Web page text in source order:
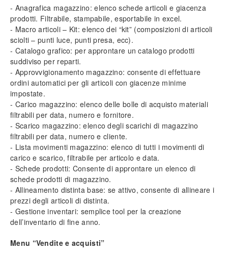
Gestione dei prezzi
Fornitori e codici aggiuntivi
Listini e banche dati
Listini Open
Selezione di un listino
Ricercare un articolo
Selezione articoli da listino
Documenti
Caratteristiche comuni
DDT (Documenti di trasporto)
Fatture e ricevute fiscali
Stampa dei documenti
Moduli aggiuntivi
Moduli Amministrazione
Moduli Magazzino
Moduli Preventivazione
Modulo Commesse standard
- Anagrafica magazzino: elenco schede articoli e giacenza
prodotti. Filtrabile, stampabile, esportabile in excel.
- Macro articoli – Kit: elenco dei “kit” (composizioni di articoli
sciolti – punti luce, punti presa, ecc).
- Catalogo grafico: per approntare un catalogo prodotti
suddiviso per reparti.
- Approvvigionamento magazzino: consente di effettuare
ordini automatici per gli articoli con giacenze minime
impostate.
- Carico magazzino: elenco delle bolle di acquisto materiali
filtrabili per data, numero e fornitore.
- Scarico magazzino: elenco degli scarichi di magazzino
filtrabili per data, numero e cliente.
- Lista movimenti magazzino: elenco di tutti i movimenti di
carico e scarico, filtrabile per articolo e data.
- Schede prodotti: Consente di approntare un elenco di
schede prodotti di magazzino.
- Allineamento distinta base: se attivo, consente di allineare i
prezzi degli articoli di distinta.
- Gestione inventari: semplice tool per la creazione
dell’inventario di fine anno.
Menu “Vendite e acquisti”